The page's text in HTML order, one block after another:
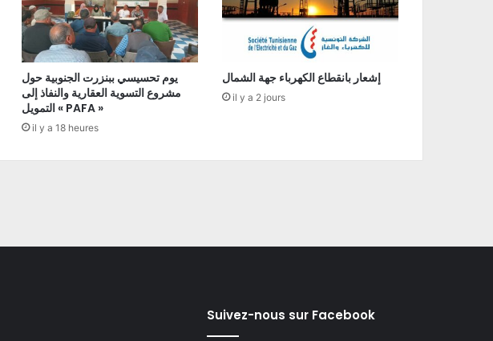
يوم تحسيسي ببنزرت الجنوبية حول
مشروع التسوية العقارية والنفاذ إلى
التمويل « PAFA »
il y a 18 heures
إشعار بانقطاع الكهرباء جهة الشمال
il y a 2 jours
Suivez-nous sur Facebook